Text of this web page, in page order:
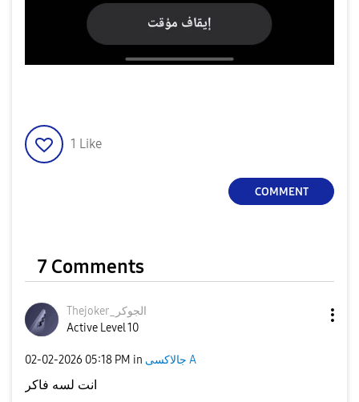
1 Like
COMMENT
7 Comments
Thejoker_الجوكر
Active Level 10
‎02-02-2026 05:18 PM in جالاكسى A
انت لسه فاكر